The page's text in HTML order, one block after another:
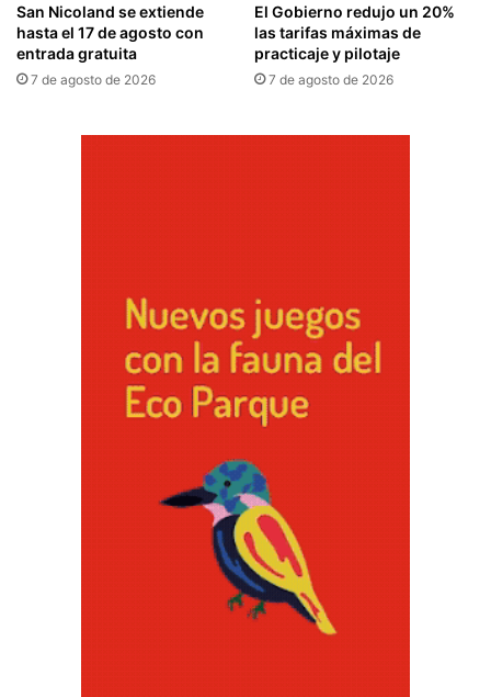
San Nicoland se extiende
hasta el 17 de agosto con
entrada gratuita
7 de agosto de 2026
El Gobierno redujo un 20%
las tarifas máximas de
practicaje y pilotaje
7 de agosto de 2026